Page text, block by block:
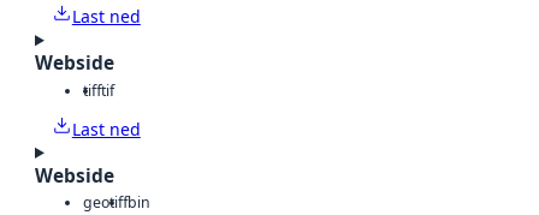
Last ned
Webside
tifftif
Last ned
Webside
geotiffbin